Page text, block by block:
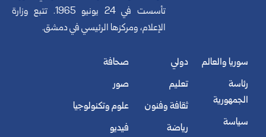
تأسست في 24 يونيو 1965. تتبع وزارة
الإعلام، ومركزها الرئيسي في دمشق.
سوريا والعالم
رئاسة
الجمهورية
سياسة
دولي
تعليم
ثقافة وفنون
رياضة
صحافة
صور
علوم وتكنولوجيا
فيديو